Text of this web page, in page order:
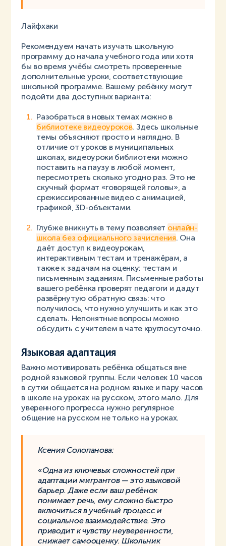
Лайфхаки
Рекомендуем начать изучать школьную
программу до начала учебного года или хотя
бы во время учёбы смотреть проверенные
дополнительные уроки, соответствующие
школьной программе. Вашему ребёнку могут
подойти два доступных варианта:
Разобраться в новых темах можно в
библиотеке видеоуроков. Здесь школьные
темы объясняют просто и наглядно. В
отличие от уроков в муниципальных
школах, видеоуроки библиотеки можно
поставить на паузу в любой момент,
пересмотреть сколько угодно раз. Это не
скучный формат «говорящей головы», а
срежиссированные видео с анимацией,
графикой, 3D-объектами.
Глубже вникнуть в тему позволяет онлайн-
школа без официального зачисления. Она
даёт доступ к видеоурокам,
интерактивным тестам и тренажёрам, а
также к задачам на оценку: тестам и
письменным заданиям. Письменные работы
вашего ребёнка проверят педагоги и дадут
развёрнутую обратную связь: что
получилось, что нужно улучшить и как это
сделать. Непонятные вопросы можно
обсудить с учителем в чате круглосуточно.
Языковая адаптация
Важно мотивировать ребёнка общаться вне
родной языковой группы. Если человек 10 часов
в сутки общается на родном языке и пару часов
в школе на уроках на русском, этого мало. Для
уверенного прогресса нужно регулярное
общение на русском не только на уроках.
Ксения Солопанова:
«Одна из ключевых сложностей при
адаптации мигрантов — это языковой
барьер. Даже если ваш ребёнок
понимает речь, ему сложно быстро
включиться в учебный процесс и
социальное взаимодействие. Это
приводит к чувству неуверенности,
снижает самооценку. Школьник